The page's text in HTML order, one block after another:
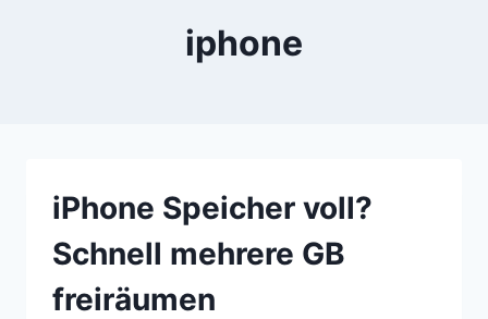
iphone
iPhone Speicher voll?
Schnell mehrere GB
freiräumen